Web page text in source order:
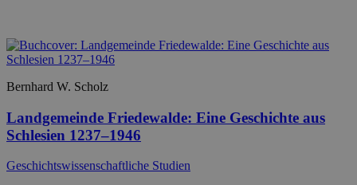
Bernhard W. Scholz
Landgemeinde Friedewalde: Eine Geschichte aus
Schlesien 1237–1946
Geschichtswissenschaftliche Studien